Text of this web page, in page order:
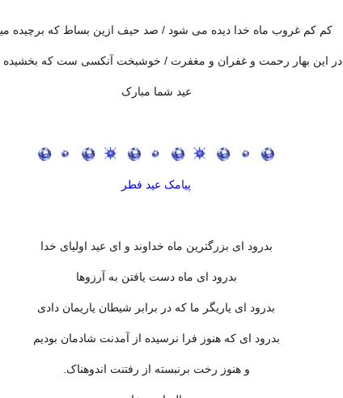
کم کم غروب ماه خدا دیده می شود / صد حیف ازین بساط که برچیده
در این بهار رحمت و غفران و مغفرت / خوشبخت آنکسی ست که بخشیده
عید شما مبارک
پیامک عید فطر
بدرود ای بزرگترین ماه خداوند و ای عید اولیای خدا
بدرود ای ماه دست یافتن به آرزوها
بدرود ای یاریگر ما که در برابر شیطان یاریمان دادی
بدرود ای که هنوز فرا نرسیده از آمدنت شادمان بودیم
و هنوز رخت برنبسته از رفتنت اندوهناک.